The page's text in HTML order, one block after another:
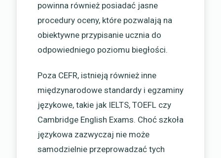
powinna również posiadać jasne
procedury oceny, które pozwalają na
obiektywne przypisanie ucznia do
odpowiedniego poziomu biegłości.
Poza CEFR, istnieją również inne
międzynarodowe standardy i egzaminy
językowe, takie jak IELTS, TOEFL czy
Cambridge English Exams. Choć szkoła
językowa zazwyczaj nie może
samodzielnie przeprowadzać tych